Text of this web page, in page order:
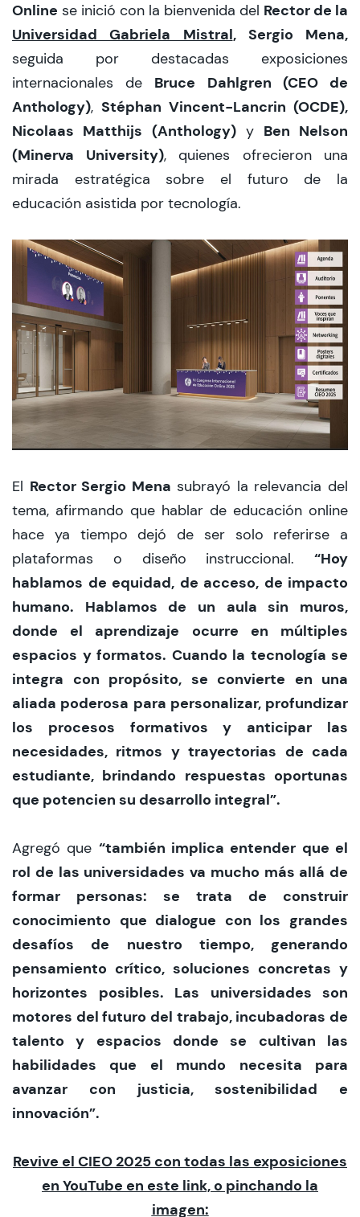
Online se inició con la bienvenida del Rector de la
Universidad Gabriela Mistral, Sergio Mena,
seguida por destacadas exposiciones
internacionales de Bruce Dahlgren (CEO de
Anthology), Stéphan Vincent-Lancrin (OCDE),
Nicolaas Matthijs (Anthology)y Ben Nelson
(Minerva University), quienes ofrecieron una
mirada estratégica sobre el futuro de la
educación asistida por tecnología.
El Rector Sergio Mena subrayó la relevancia del
tema, afirmando que hablar de educación online
hace ya tiempo dejó de ser solo referirse a
plataformas o diseño instruccional. “Hoy
hablamos de equidad, de acceso, de impacto
humano. Hablamos de un aula sin muros,
donde el aprendizaje ocurre en múltiples
espacios y formatos. Cuando la tecnología se
integra con propósito, se convierte en una
aliada poderosa para personalizar, profundizar
los procesos formativos y anticipar las
necesidades, ritmos y trayectorias de cada
estudiante, brindando respuestas oportunas
que potencien su desarrollo integral”.
Agregó que “también implica entender que el
rol de las universidades va mucho más allá de
formar personas: se trata de construir
conocimiento que dialogue con los grandes
desafíos de nuestro tiempo, generando
pensamiento crítico, soluciones concretas y
horizontes posibles. Las universidades son
motores del futuro del trabajo, incubadoras de
talento y espacios donde se cultivan las
habilidades que el mundo necesita para
avanzar con justicia, sostenibilidad e
innovación”.
Revive el CIEO 2025 con todas las exposiciones
en YouTube en este link, o pinchando la
imagen: